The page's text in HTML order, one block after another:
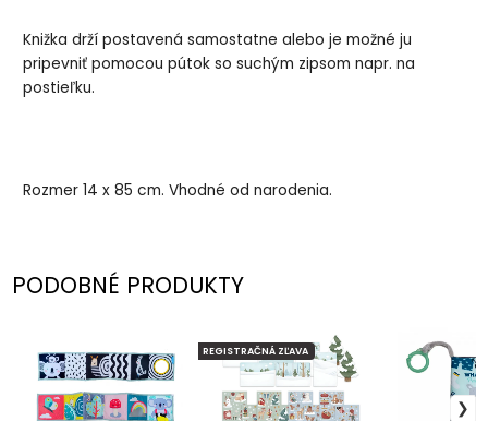
Knižka drží postavená samostatne alebo je možné ju
pripevniť pomocou pútok so suchým zipsom napr. na
postieľku.
Rozmer 14 x 85 cm. Vhodné od narodenia.
PODOBNÉ PRODUKTY
REGISTRAČNÁ ZĽAVA